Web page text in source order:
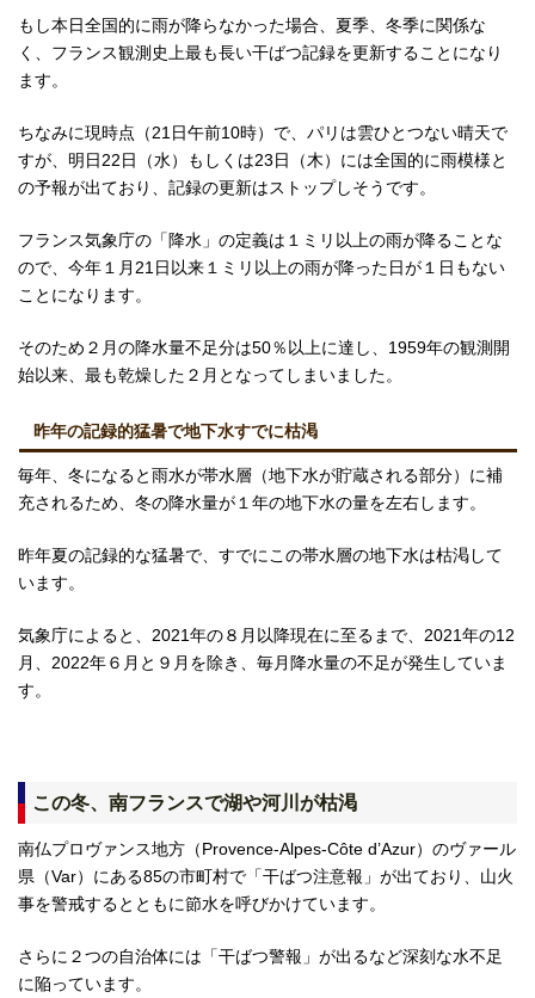
もし本日全国的に雨が降らなかった場合、夏季、冬季に関係な
く、フランス観測史上最も長い干ばつ記録を更新することになり
ます。
ちなみに現時点（21日午前10時）で、パリは雲ひとつない晴天で
すが、明日22日（水）もしくは23日（木）には全国的に雨模様と
の予報が出ており、記録の更新はストップしそうです。
フランス気象庁の「降水」の定義は１ミリ以上の雨が降ることな
ので、今年１月21日以来１ミリ以上の雨が降った日が１日もない
ことになります。
そのため２月の降水量不足分は50％以上に達し、1959年の観測開
始以来、最も乾燥した２月となってしまいました。
昨年の記録的猛暑で地下水すでに枯渇
毎年、冬になると雨水が帯水層（地下水が貯蔵される部分）に補
充されるため、冬の降水量が１年の地下水の量を左右します。
昨年夏の記録的な猛暑で、すでにこの帯水層の地下水は枯渇して
います。
気象庁によると、2021年の８月以降現在に至るまで、2021年の12
月、2022年６月と９月を除き、毎月降水量の不足が発生していま
す。
この冬、南フランスで湖や河川が枯渇
南仏プロヴァンス地方（Provence-Alpes-Côte d’Azur）のヴァール
県（Var）にある85の市町村で「干ばつ注意報」が出ており、山火
事を警戒するとともに節水を呼びかけています。
さらに２つの自治体には「干ばつ警報」が出るなど深刻な水不足
に陥っています。